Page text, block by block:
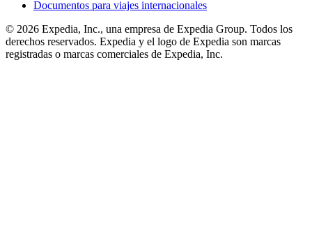
Documentos para viajes internacionales
© 2026 Expedia, Inc., una empresa de Expedia Group. Todos los
derechos reservados. Expedia y el logo de Expedia son marcas
registradas o marcas comerciales de Expedia, Inc.